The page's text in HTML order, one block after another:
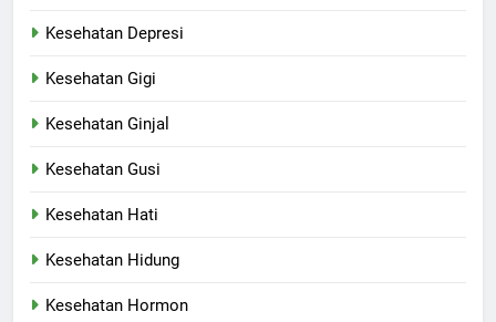
Kesehatan Depresi
Kesehatan Gigi
Kesehatan Ginjal
Kesehatan Gusi
Kesehatan Hati
Kesehatan Hidung
Kesehatan Hormon